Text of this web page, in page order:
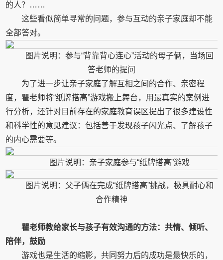
的人？……
这些看似简单寻常的问题，参与互动的亲子家庭却不能
全部答对。
图片说明：参与“背靠背心连心”活动的母子俩，当场回
答老师的提问
为了进一步让亲子家庭了解互相之间的合作、亲密程
度，瞿老师将“纸牌搭高”游戏搬上舞台，用最真实的案例进
行分析，还针对目前存在的家庭教育误区提出了很多建设性
和科学性的意见建议：包括善于发现孩子闪光点、了解孩子
的内心需要等。
图片说明：亲子家庭参与“纸牌搭高”游戏
图片说明：父子俩在完成“纸牌搭高”挑战，极具耐心和
合作精神
瞿老师教给家长与孩子有效沟通的方法：共情、倾听、
陪伴，鼓励
游戏也是生活的缩影，共同努力后的成功是最快乐的，